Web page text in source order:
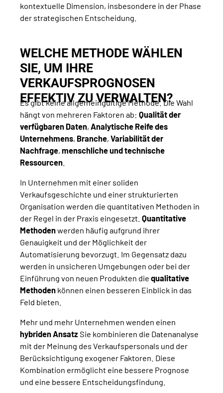
kontextuelle Dimension, insbesondere in der Phase
der strategischen Entscheidung.
WELCHE METHODE WÄHLEN
SIE, UM IHRE
VERKAUFSPROGNOSEN
EFFEKTIV ZU VERWALTEN?
Es gibt keine allgemeingültige Methode. Die Wahl
hängt von mehreren Faktoren ab: Qualität der
verfügbaren Daten, Analytische Reife des
Unternehmens, Branche, Variabilität der
Nachfrage, menschliche und technische
Ressourcen
In Unternehmen mit einer soliden
Verkaufsgeschichte und einer strukturierten
Organisation werden die quantitativen Methoden in
der Regel in der Praxis eingesetzt. Quantitative
Methodenwerden häufig aufgrund ihrer
Genauigkeit und der Möglichkeit der
Automatisierung bevorzugt. Im Gegensatz dazu
werden in unsicheren Umgebungen oder bei der
Einführung von neuen Produkten die qualitative
Methoden können einen besseren Einblick in das
Feld bieten.
Mehr und mehr Unternehmen wenden einen
hybriden Ansatz Sie kombinieren die Datenanalyse
mit der Meinung des Verkaufspersonals und der
Berücksichtigung exogener Faktoren. Diese
Kombination ermöglicht eine bessere Prognose
und eine bessere Entscheidungsfindung.